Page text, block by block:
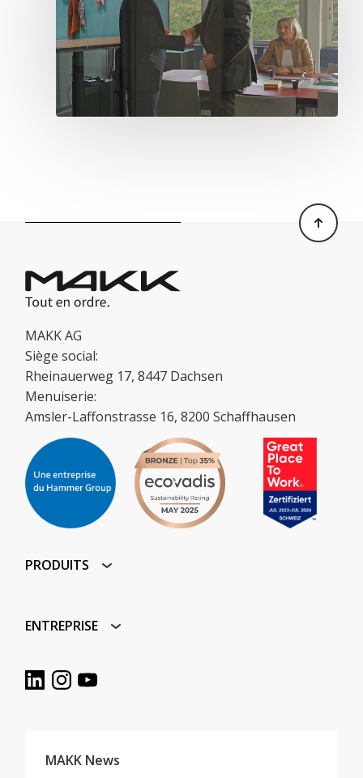
MAKK AG
Siège social:
Rheinauerweg 17, 8447 Dachsen
Menuiserie:
Amsler-Laffonstrasse 16, 8200 Schaffhausen
PRODUITS
ENTREPRISE
MAKK News